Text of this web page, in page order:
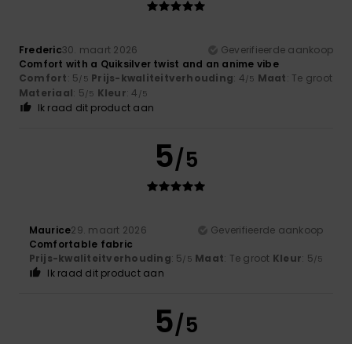
Frederic30. maart 2026
Geverifieerde aankoop
Comfort with a Quiksilver twist and an anime vibe
Comfort: 5/5 Prijs-kwaliteitverhouding: 4/5 Maat: Te groot
Materiaal: 5/5 Kleur: 4 /5
Ik raad dit product aan
5/5
Maurice29. maart 2026
Geverifieerde aankoop
Comfortable fabric
Prijs-kwaliteitverhouding: 5/5 Maat: Te groot Kleur: 5/5
Ik raad dit product aan
5/5